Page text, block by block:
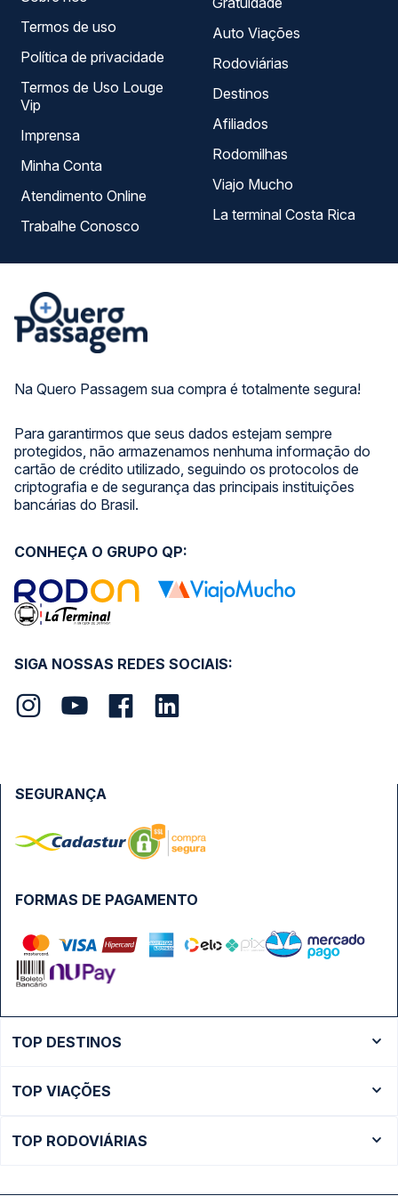
Na Quero Passagem sua compra é totalmente segura!
Para garantirmos que seus dados estejam sempre
protegidos, não armazenamos nenhuma informação do
cartão de crédito utilizado, seguindo os protocolos de
criptografia e de segurança das principais instituições
bancárias do Brasil.
Termos de uso
Política de privacidade
Termos de Uso Louge
Vip
Imprensa
Minha Conta
Atendimento Online
Trabalhe Conosco
Auto Viações
Rodoviárias
Destinos
Afiliados
Rodomilhas
Viajo Mucho
La terminal Costa Rica
SIGA NOSSAS REDES SOCIAIS:
CONHEÇA O GRUPO QP:
FORMAS DE PAGAMENTO
SEGURANÇA
TOP DESTINOS
Ônibus São Paulo
TOP VIAÇÕES
TOP RODOVIÁRIAS